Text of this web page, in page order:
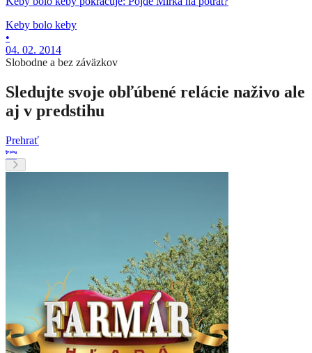
Keby bolo keby
•
04. 02. 2014
Slobodne a bez záväzkov
Sledujte svoje obľúbené relácie naživo ale
aj v predstihu
Prehrať